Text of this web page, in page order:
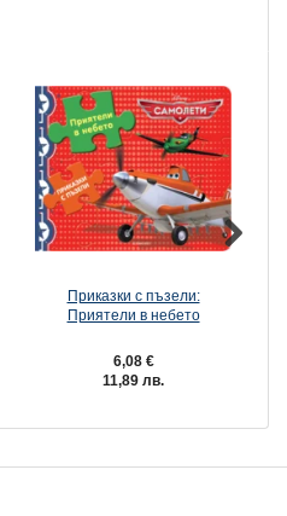
Приказки с пъзели:
Приятели в небето
6,08 €
11,89 лв.